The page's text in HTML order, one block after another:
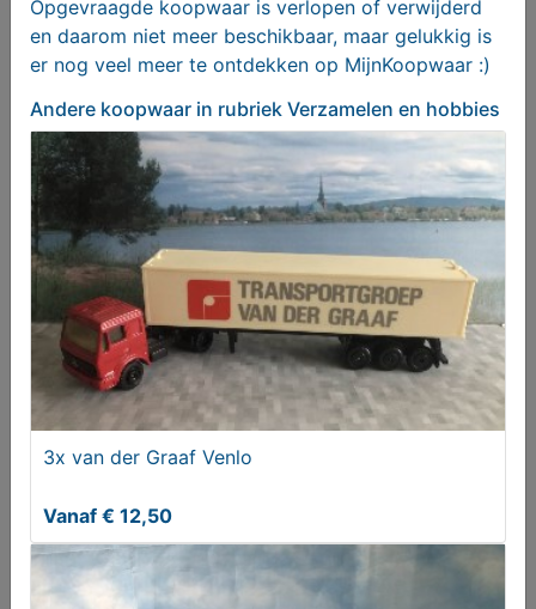
High School Musical 3 Puzzel
€ 4,95
DECORATIEVE HOLLANDSE MELKEMMER
Opgevraagde koopwaar is verlopen of verwijderd
en daarom niet meer beschikbaar, maar gelukkig is
er nog veel meer te ontdekken op MijnKoopwaar :)
Andere koopwaar in rubriek Verzamelen en hobbies
3x van der Graaf Venlo
Vanaf € 12,50